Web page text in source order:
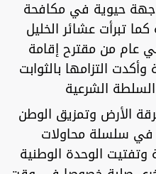
حيوية في مكافحة
تبرأت عشائر الخليل
عام من مقترح إقامة
التزامها بالثوابت
الشرعية
الأرض وتمزيق الوطن
سلسلة محاولات
وتفتيت الوحدة الوطنية